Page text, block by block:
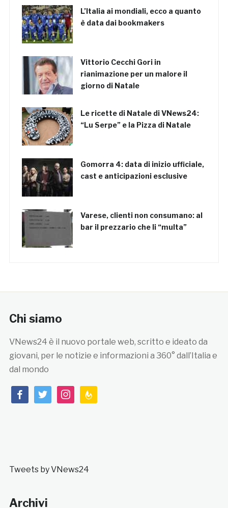
L’Italia ai mondiali, ecco a quanto
è data dai bookmakers
Vittorio Cecchi Gori in
rianimazione per un malore il
giorno di Natale
Le ricette di Natale di VNews24:
“Lu Serpe” e la Pizza di Natale
Gomorra 4: data di inizio ufficiale,
cast e anticipazioni esclusive
Varese, clienti non consumano: al
bar il prezzario che li “multa”
Chi siamo
VNews24 è il nuovo portale web, scritto e ideato da
giovani, per le notizie e informazioni a 360° dall’Italia e
dal mondo
facebooktwitterinstagramfeedburner
Tweets by VNews24
Archivi